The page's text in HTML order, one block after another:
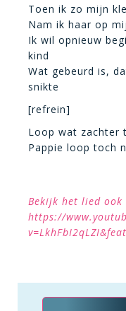
Toen ik zo mijn
Nam ik haar op
Ik wil opnieuw
kind
Wat gebeurd is,
snikte
[refrein]
Loop wat zachter
Pappie loop toch
Bekijk het lied ook
https://